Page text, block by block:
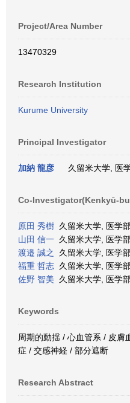
Project/Area Number
13470329
Research Institution
Kurume University
Principal Investigator
加納 龍彦 久留米大学, 医
Co-Investigator(Kenkyū-
原田 秀樹 久留米大学, 医学
山田 信一 久留米大学, 医学
渡邉 誠之
久留米大学, 医学
福重 哲志 久留米大学, 医学
佐野 智美 久留米大学, 医学
Keywords
周期的動揺 / 心血管系 / 皮膚
症 / 交感神経 / 部分遮断
Research Abstract